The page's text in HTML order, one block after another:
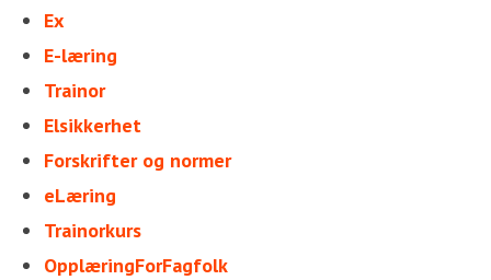
Ex
E-læring
Trainor
Elsikkerhet
Forskrifter og normer
eLæring
Trainorkurs
OpplæringForFagfolk